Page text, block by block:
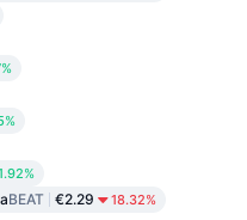
BEAT €2.29 18.32%